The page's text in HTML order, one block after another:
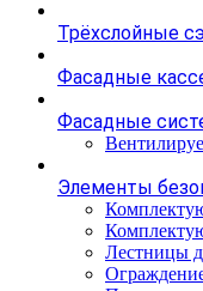
Трёхслойные
Фасадные
Фасадные
Элементы
Лестницы